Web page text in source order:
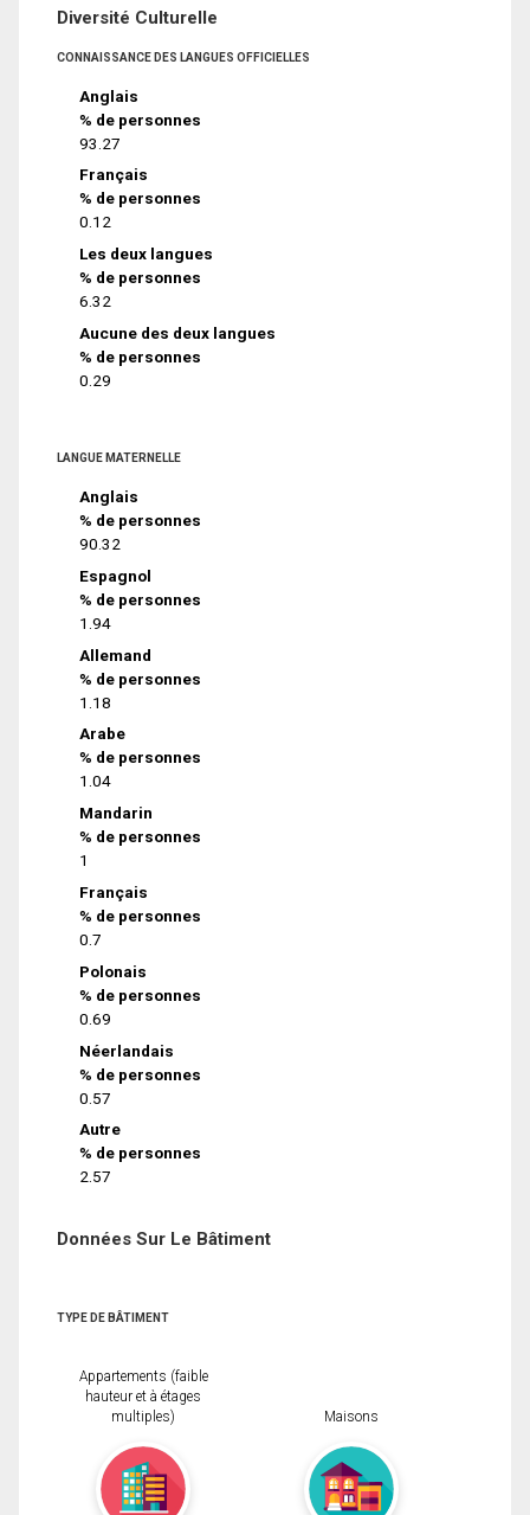
Diversité Culturelle
CONNAISSANCE DES LANGUES OFFICIELLES
Anglais
% de personnes
93.27
Français
% de personnes
0.12
Les deux langues
% de personnes
6.32
Aucune des deux langues
% de personnes
0.29
LANGUE MATERNELLE
Anglais
% de personnes
90.32
Espagnol
% de personnes
1.94
Allemand
% de personnes
1.18
Arabe
% de personnes
1.04
Mandarin
% de personnes
1
Français
% de personnes
0.7
Polonais
% de personnes
0.69
Néerlandais
% de personnes
0.57
Autre
% de personnes
2.57
Données Sur Le Bâtiment
TYPE DE BÂTIMENT
Appartements (faible
hauteur et à étages
multiples)
Maisons